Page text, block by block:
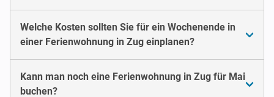
Welche Kosten sollten Sie für ein Wochenende in
einer Ferienwohnung in Zug einplanen?
Kann man noch eine Ferienwohnung in Zug für Mai
buchen?